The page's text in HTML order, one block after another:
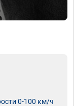
0-100 км/ч